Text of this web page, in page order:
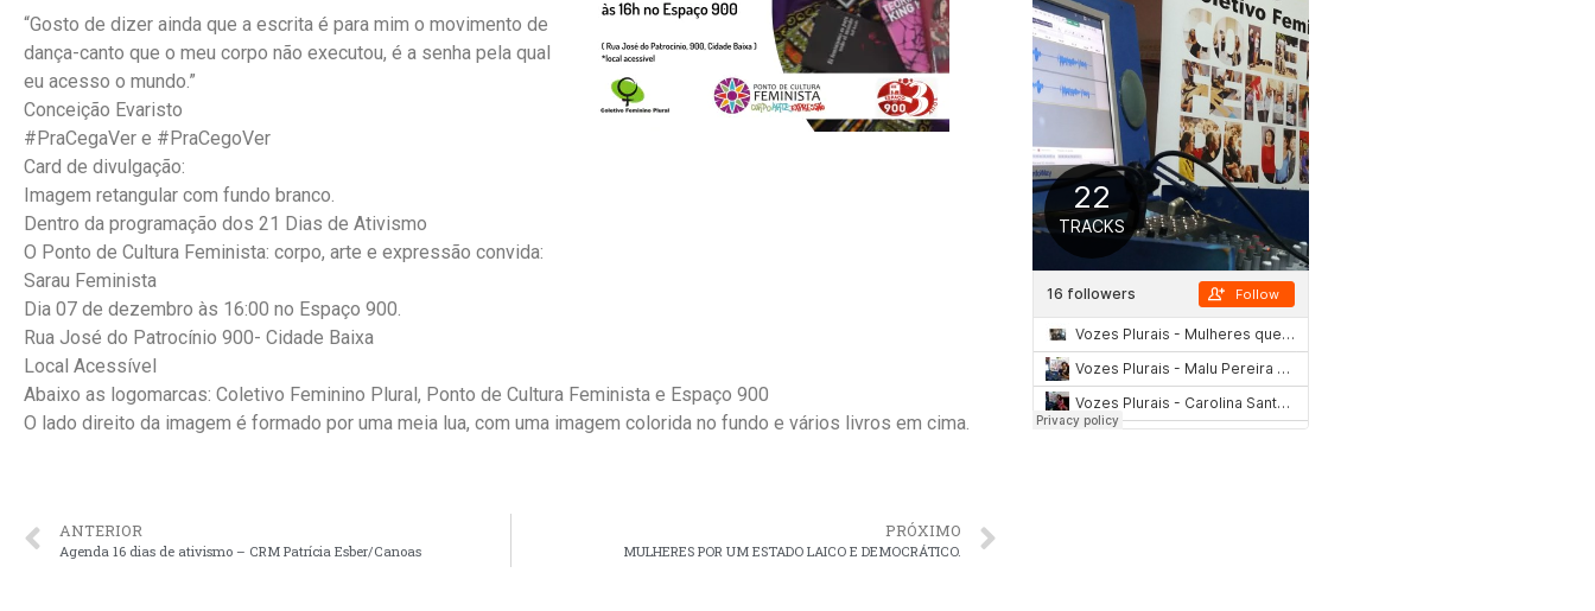
“Gosto de dizer ainda que a escrita é para mim o movimento de
dança-canto que o meu corpo não executou, é a senha pela qual
eu acesso o mundo.”
Conceição Evaristo
#PraCegaVer e #PraCegoVer
Card de divulgação:
Imagem retangular com fundo branco.
Dentro da programação dos 21 Dias de Ativismo
O Ponto de Cultura Feminista: corpo, arte e expressão convida:
Sarau Feminista
Dia 07 de dezembro às 16:00 no Espaço 900.
Rua José do Patrocínio 900- Cidade Baixa
Local Acessível
Abaixo as logomarcas: Coletivo Feminino Plural, Ponto de Cultura Feminista e Espaço 900
O lado direito da imagem é formado por uma meia lua, com uma imagem colorida no fundo e vários livros em cima.
ANTERIOR
Agenda 16 dias de ativismo – CRM Patrícia Esber/Canoas
PRÓXIMO
MULHERES POR UM ESTADO LAICO E DEMOCRÁTICO.